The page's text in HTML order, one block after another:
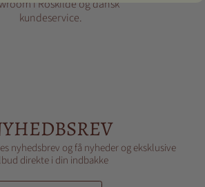
i Roskilde og dansk
kundeservice.
nyhedsbrev og få nyheder og eksklusive
direkte i din indbakke